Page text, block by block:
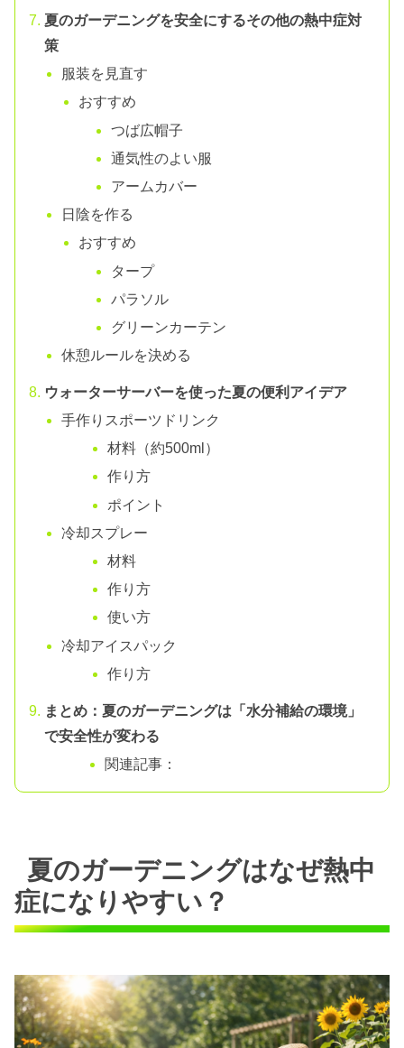
夏のガーデニングを安全にするその他の熱中症対
策
服装を見直す
おすすめ
つば広帽子
通気性のよい服
アームカバー
日陰を作る
おすすめ
タープ
パラソル
グリーンカーテン
休憩ルールを決める
ウォーターサーバーを使った夏の便利アイデア
手作りスポーツドリンク
材料（約500ml）
作り方
ポイント
冷却スプレー
材料
作り方
使い方
冷却アイスパック
作り方
まとめ：夏のガーデニングは「水分補給の環境」
で安全性が変わる
関連記事：
夏のガーデニングはなぜ熱中
症になりやすい？